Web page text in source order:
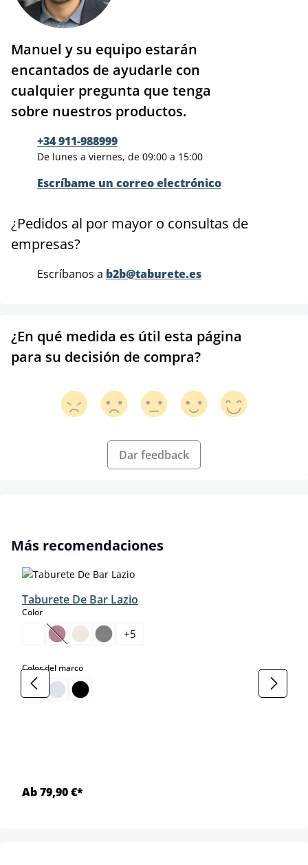
Manuel y su equipo estarán
encantados de ayudarle con
cualquier pregunta que tenga
sobre nuestros productos.
+34 911-988999
De lunes a viernes, de 09:00 a 15:00
Escríbame un correo electrónico
¿Pedidos al por mayor o consultas de
empresas?
Escríbanos a b2b@taburete.es
¿En qué medida es útil esta página
para su decisión de compra?
Dar feedback
Omitir la galería de productos
Más recomendaciones
Taburete De Bar Lazio
Colorselect
(Esta opción no está disponible en este momento.)
+5
Color del marcoselect
Ab 79,90 €*